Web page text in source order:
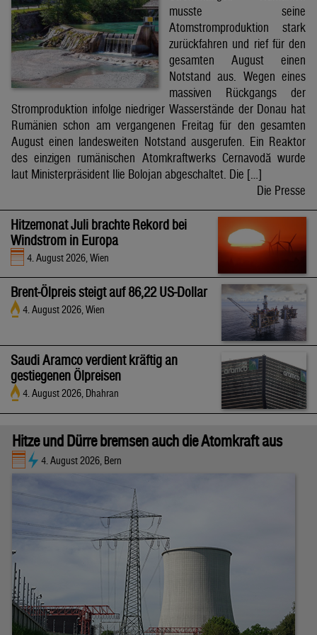
musste seine
Atomstromproduktion stark
zurückfahren und rief für den
gesamten August einen
Notstand aus. Wegen eines
massiven Rückgangs der
Stromproduktion infolge niedriger Wasserstände der Donau hat
Rumänien schon am vergangenen Freitag für den gesamten
August einen landesweiten Notstand ausgerufen. Ein Reaktor
des einzigen rumänischen Atomkraftwerks Cernavodă wurde
laut Ministerpräsident Ilie Bolojan abgeschaltet. Die […]
Die Presse
Hitzemonat Juli brachte Rekord bei
Windstrom in Europa
4. August 2026, Wien
Brent-Ölpreis steigt auf 86,22 US-Dollar
4. August 2026, Wien
Saudi Aramco verdient kräftig an
gestiegenen Ölpreisen
4. August 2026, Dhahran
Hitze und Dürre bremsen auch die Atomkraft aus
4. August 2026, Bern